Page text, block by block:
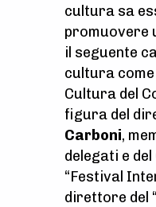
cultura sa
promuovere
il seguente
cultura
Cultura del
figura del
Carboni,
delegati e
“Festival
direttore del